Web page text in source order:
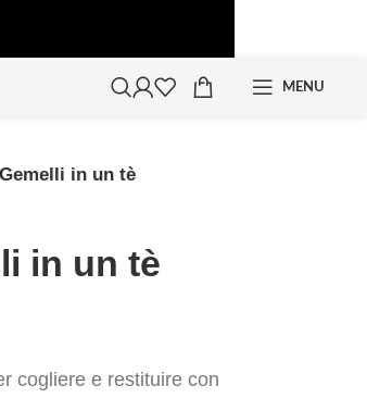
MENU
in un tè
in un tè
cogliere e restituire con